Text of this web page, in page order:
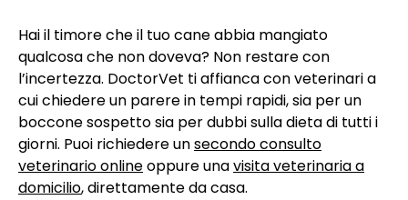
Hai il timore che il tuo cane abbia mangiato
qualcosa che non doveva? Non restare con
l’incertezza. DoctorVet ti affianca con veterinari a
cui chiedere un parere in tempi rapidi, sia per un
boccone sospetto sia per dubbi sulla dieta di tutti i
giorni. Puoi richiedere unsecondo consulto
veterinario onlineoppure unavisita veterinaria a
domicilio, direttamente da casa.